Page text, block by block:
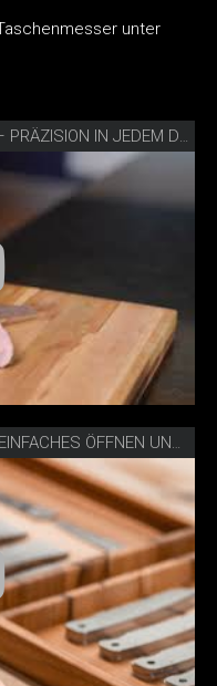
unter
VIDEO SKNIFE TASCHENMESSER: EINFACHES ÖFFNEN UND SCHLIESSEN